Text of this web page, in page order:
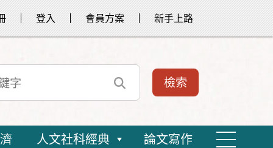
登入 會員方案 新手上路
人文社科經典 論文寫作